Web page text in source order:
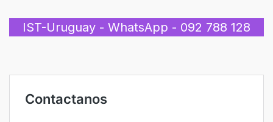
IST-Uruguay - WhatsApp - 092 788 128